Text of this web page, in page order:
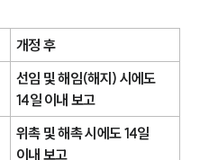
개정 후
선임 및 해임(해지) 시에도
14일 이내 보고
위촉 및 해촉 시에도 14일
이내 보고